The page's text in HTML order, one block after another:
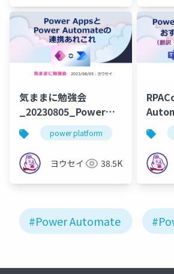
気ままに勉強会
_20230805_Power
Apps&Power
Automater連携あれこ
れ
power platform power apps
ヨウセイ 38.5K
訳・
トラC
#Power Automate